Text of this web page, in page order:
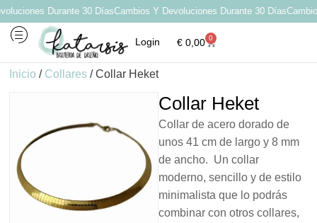
Durante 30 DíasCambios Y Devoluciones Durante 30 DíasCambios
Login €0,00 0
Inicio / Collares / Collar Heket
Collar Heket
Collar de acero dorado de
unos 41 cm de largo y 8 mm
de ancho. Un collar
moderno, sencillo y de estilo
minimalista que lo podrás
combinar con otros collares,